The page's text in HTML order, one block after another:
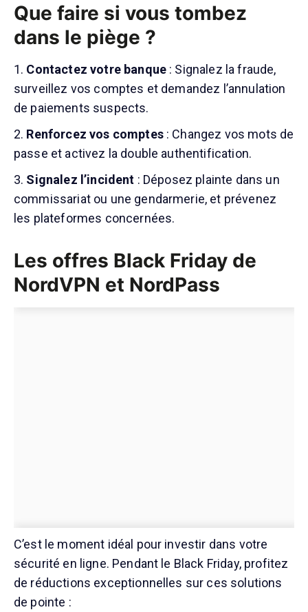
Que faire si vous tombez
dans le piège ?
Contactez votre banque : Signalez la fraude,
surveillez vos comptes et demandez l’annulation
de paiements suspects.
Renforcez vos comptes: Changez vos mots de
passe et activez la double authentification.
Signalez l’incident : Déposez plainte dans un
commissariat ou une gendarmerie, et prévenez
les plateformes concernées.
Les offres Black Friday de
NordVPN et NordPass
C’est le moment idéal pour investir dans votre
sécurité en ligne. Pendant le Black Friday, profitez
de réductions exceptionnelles sur ces solutions
de pointe :